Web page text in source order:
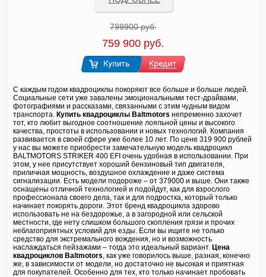
799900 руб.
759 900 руб.
С каждым годом квадроциклы покоряют все больше и больше людей.
Социальные сети уже завалены эмоциональными тест-драйвами,
фотографиями и рассказами, связанными с этим чудным видом
транспорта.Купить квадроциклыBaltmotors непременно захочет
тот, кто любит выгодное соотношение лояльной цены и высокого
качества, простоты в использовании и новых технологий. Компания
развивается в своей сфере уже более 10 лет. По цене 319 900 рублей
у нас вы можете приобрести замечательную модель квадроцикл
BALTMOTORS STRIKER 400 EFI очень удобная в использовании. При
этом, у нее присутствует хороший бензиновый тип двигателя,
приличная мощность, воздушное охлаждение и даже система
сигнализации. Есть модели подороже – от 379000 и выше. Они также
оснащены отличной технологией и подойдут, как для взрослого
профессионала своего дела, так и для подростка, который только
начинает покорять дороги. Этот бренд квадроцикла здорово
использовать не на бездорожье, а в загородной или сельской
местности, где нету слишком большого скопления грязи и прочих
неблагоприятных условий для езды. Если вы ищите не только
средство для экстремального вождения, но и возможность
наслаждаться пейзажами – тогда это идеальный вариант.Цена
квадроцикловBaltmotors , как уже говорилось выше, разная, конечно
же, в зависимости от модели, но достаточно не высокая и приятная
для покупателей. Особенно для тех, кто только начинает пробовать